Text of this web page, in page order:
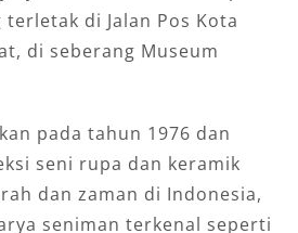
di Jalan Pos Kota
di seberang Museum
pada tahun 1976 dan
seni rupa dan keramik
dan zaman di Indonesia,
seniman terkenal seperti